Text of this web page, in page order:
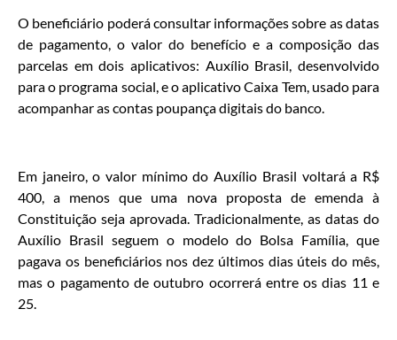
O beneficiário poderá consultar informações sobre as datas
de pagamento, o valor do benefício e a composição das
parcelas em dois aplicativos: Auxílio Brasil, desenvolvido
para o programa social, e o aplicativo Caixa Tem, usado para
acompanhar as contas poupança digitais do banco.
Em janeiro, o valor mínimo do Auxílio Brasil voltará a R$
400, a menos que uma nova proposta de emenda à
Constituição seja aprovada. Tradicionalmente, as datas do
Auxílio Brasil seguem o modelo do Bolsa Família, que
pagava os beneficiários nos dez últimos dias úteis do mês,
mas o pagamento de outubro ocorrerá entre os dias 11 e
25.